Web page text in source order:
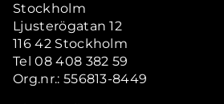
Stockholm
Ljusterögatan 12
116 42 Stockholm
Tel 08 408 382 59
Org.nr.: 556813-8449